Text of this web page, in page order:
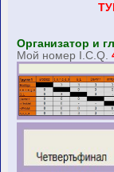
Организатор и
Мой номер I.C.Q.